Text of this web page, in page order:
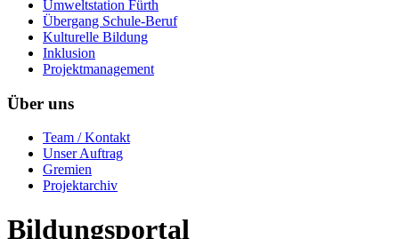
Umweltstation Fürth
Übergang Schule-Beruf
Kulturelle Bildung
Inklusion
Projektmanagement
Über uns
Team / Kontakt
Unser Auftrag
Gremien
Projektarchiv
Bildungsportal